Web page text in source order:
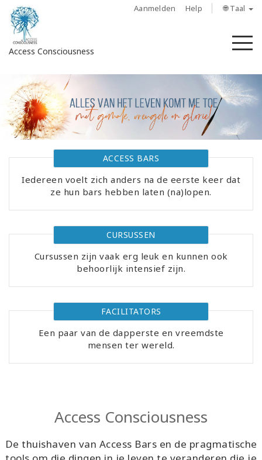
Aanmelden Help 🌐 Taal
Access Consciousness
Meld
u
aan
op
uw
account
About
Access
Regions
Cursussen
ACCESS BARS
Iedereen voelt zich anders na de eerste keer dat
ze hun bars hebben laten (na)lopen.
CURSUSSEN
Cursussen zijn vaak erg leuk en kunnen ook
behoorlijk intensief zijn.
FACILITATORS
Een paar van de dapperste en vreemdste
mensen ter wereld.
Access Consciousness
De thuishaven van Access Bars en de pragmatische